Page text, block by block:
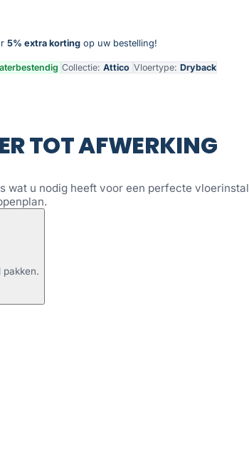
5% extra korting op uw bestelling!
Collectie: Attico Vloertype: Dryback
TOT AFWERKING
wat u nodig heeft voor een perfecte
pakken.